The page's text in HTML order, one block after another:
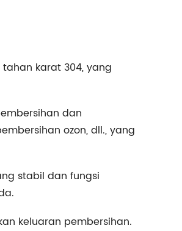
karat 304, yang
dan
ozon, dll., yang
stabil dan fungsi
keluaran pembersihan.